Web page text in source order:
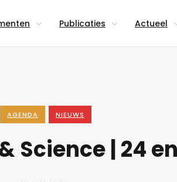
Publicaties Actueel
AGENDA NIEUWS
Science | 24